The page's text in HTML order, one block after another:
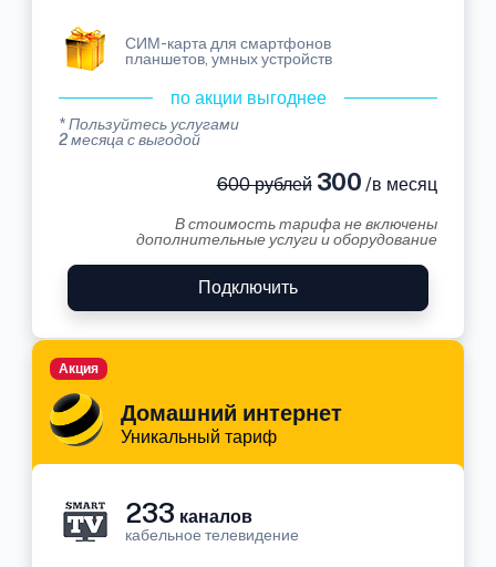
СИМ-карта для смартфонов
планшетов, умных устройств
по акции выгоднее
* Пользуйтесь услугами
2 месяца с выгодой
600 рублей300 /в месяц
В стоимость тарифа не включены
дополнительные услуги и оборудование
Подключить
Домашний интернет
Уникальный тариф
Акция
233 каналов
кабельное телевидение